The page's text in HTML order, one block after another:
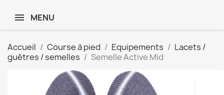
MENU
Accueil Course à pied Equipements
Lacets /
guêtres / semelles
Semelle Active Mid